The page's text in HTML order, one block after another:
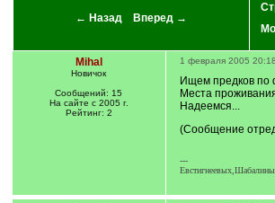
← Назад Вперед →
Mihal
Новичок
Сообщений: 15
На сайте с 2005 г.
Рейтинг: 2
1 февраля 2005 20:18
Ищем предков по
Места
Надеемся...
(Сообщение
---